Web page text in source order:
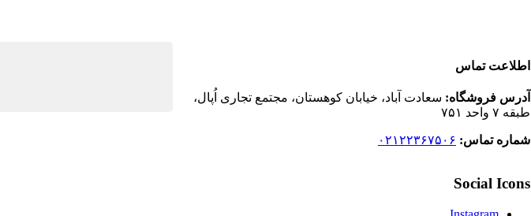
اطلاعت تماس
آدرس فروشگاه: سعادت آباد، خیابان کوهستان، مجتمع تجاری اُپال،
طبقه ۷ واحد ۷۵۱
شماره تماس: ۰۲۱۲۲۳۶۷۵۰۶
Social Icons